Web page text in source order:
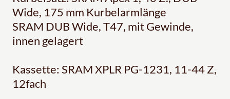
Wide, 175 mm Kurbelarmlänge
SRAM DUB Wide, T47, mit Gewinde,
innen gelagert
Kassette: SRAM XPLR PG-1231, 11-44 Z,
12fach